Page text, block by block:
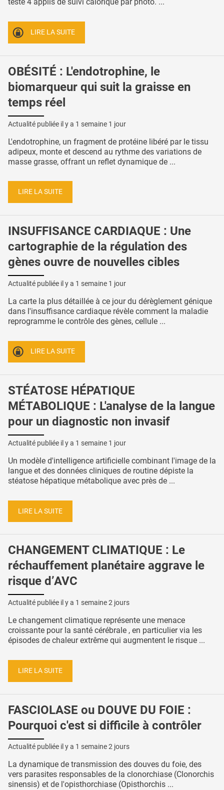
teste 4 applis de suivi calorique par photo. ...
LIRE LA SUITE
OBÉSITÉ : L'endotrophine, le
biomarqueur qui suit la graisse en
temps réel
Actualité publiée il y a 1 semaine 1 jour
L'endotrophine, un fragment de protéine libéré par le tissu
adipeux, monte et descend au rythme des variations de
masse grasse, offrant un reflet dynamique de ...
LIRE LA SUITE
INSUFFISANCE CARDIAQUE : Une
cartographie de la régulation des
gènes ouvre de nouvelles cibles
Actualité publiée il y a 1 semaine 1 jour
La carte la plus détaillée à ce jour du dérèglement génique
dans l'insuffisance cardiaque révèle comment la maladie
reprogramme le contrôle des gènes, cellule ...
LIRE LA SUITE
STÉATOSE HÉPATIQUE
MÉTABOLIQUE : L'analyse de la langue
pour un diagnostic non invasif
Actualité publiée il y a 1 semaine 1 jour
Un modèle d'intelligence artificielle combinant l'image de la
langue et des données cliniques de routine dépiste la
stéatose hépatique métabolique avec près de ...
LIRE LA SUITE
CHANGEMENT CLIMATIQUE : Le
réchauffement planétaire aggrave le
risque d’AVC
Actualité publiée il y a 1 semaine 2 jours
Le changement climatique représente une menace
croissante pour la santé cérébrale , en particulier via les
épisodes de chaleur extrême qui augmentent le risque ...
LIRE LA SUITE
FASCIOLASE ou DOUVE DU FOIE :
Pourquoi c'est si difficile à contrôler
Actualité publiée il y a 1 semaine 2 jours
La dynamique de transmission des douves du foie, des
vers parasites responsables de la clonorchiase (Clonorchis
sinensis) et de l'opisthorchiase (Opisthorchis ...